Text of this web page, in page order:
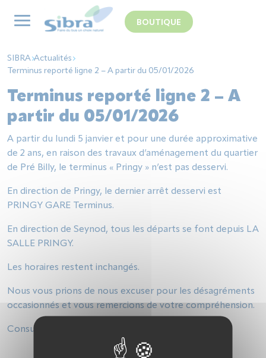
BOUTIQUE
SIBRA Actualités
Terminus reporté ligne 2 – A partir du 05/01/2026
Terminus reporté ligne 2 – A
partir du 05/01/2026
A partir du lundi 5 janvier et pour une durée approximative
de 2 ans, en raison des travaux d’aménagement du quartier
de Pré Billy, le terminus « Pringy » n’est pas desservi.
En direction de Pringy, le dernier arrêt desservi est
PRINGY GARE Terminus.
En direction de Seynod, tous les départs se font depuis LA
SALLE PRINGY.
Les horaires restent inchangés.
Nous vous prions de nous excuser pour les désagréments
occasionnés et vous remercions de votre compréhension.
Consultez le plan :
Panneau de gestion des cookies